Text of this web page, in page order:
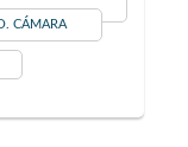
CÁMARA